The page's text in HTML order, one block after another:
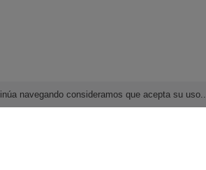
navegando consideramos que acepta su uso..